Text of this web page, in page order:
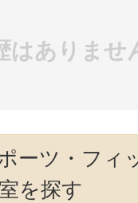
はありませ
ーツ・フィ
を探す